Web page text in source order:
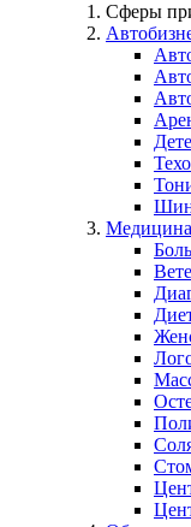
Сферы
Медицина